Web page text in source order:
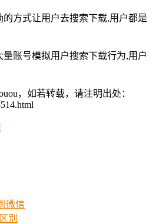
方式让用户去搜索下载,用户都是
账号模拟用户搜索下载行为,用户
，如若转载，请注明出处：
微信
别